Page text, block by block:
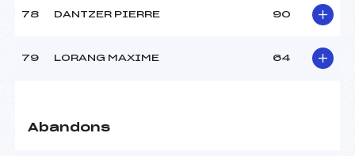
78 DANTZER PIERRE 90
79 LORANG MAXIME 64
Abandons